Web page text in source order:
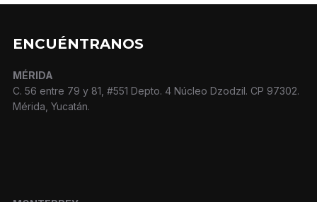
ENCUÉNTRANOS
MÉRIDA
C. 56 entre 79 y 81, #551 Depto. 4 Núcleo Dzodzil. CP 97302.
Mérida, Yucatán.